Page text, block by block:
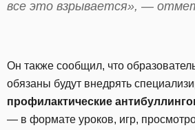
все это взрывается», —
Он также сообщил, что
обязаны будут внедрять
профилактические
— в формате уроков, игр,